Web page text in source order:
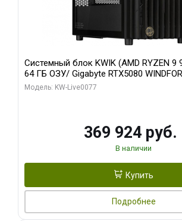
Системный блок KWIK (AMD RYZEN 9
64 ГБ ОЗУ/ Gigabyte RTX5080
16GB GDDR7 256b/ 960 ГБ SSD)
Модель: KW-Live0077
369 924 руб.
В наличии
Купить
Подробнее